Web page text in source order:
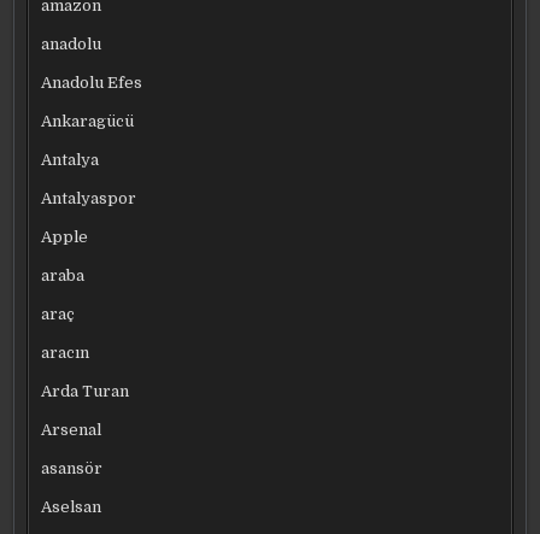
amazon
anadolu
Anadolu Efes
Ankaragücü
Antalya
Antalyaspor
Apple
araba
araç
aracın
Arda Turan
Arsenal
asansör
Aselsan